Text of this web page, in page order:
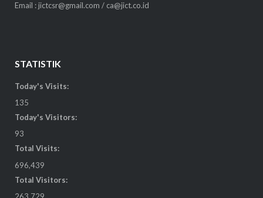
Email : jictcsr@gmail.com / ca@jict.co.id
STATISTIK
Today's Visits:
135
Today's Visitors:
93
Total Visits:
696,439
Total Visitors:
263,729